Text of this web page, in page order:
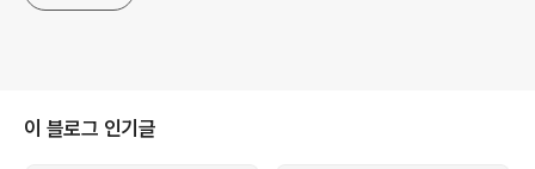
이 블로그 인기글